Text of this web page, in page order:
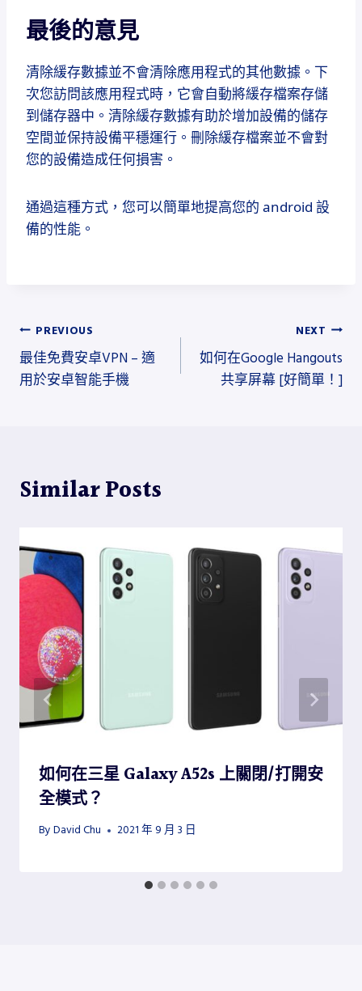
最後的意見
清除緩存數據並不會清除應用程式的其他數據。下
次您訪問該應用程式時，它會自動將緩存檔案存儲
到儲存器中。清除緩存數據有助於增加設備的儲存
空間並保持設備平穩運行。刪除緩存檔案並不會對
您的設備造成任何損害。
通過這種方式，您可以簡單地提高您的 android 設
備的性能。
文
章
PREVIOUS
最佳免費安卓VPN – 適
用於安卓智能手機
NEXT
如何在Google Hangouts
共享屏幕 [好簡單！]
Similar Posts
如何在三星 Galaxy A52s 上關閉/打開安
全模式？
By David Chu 2021 年 9 月 3 日